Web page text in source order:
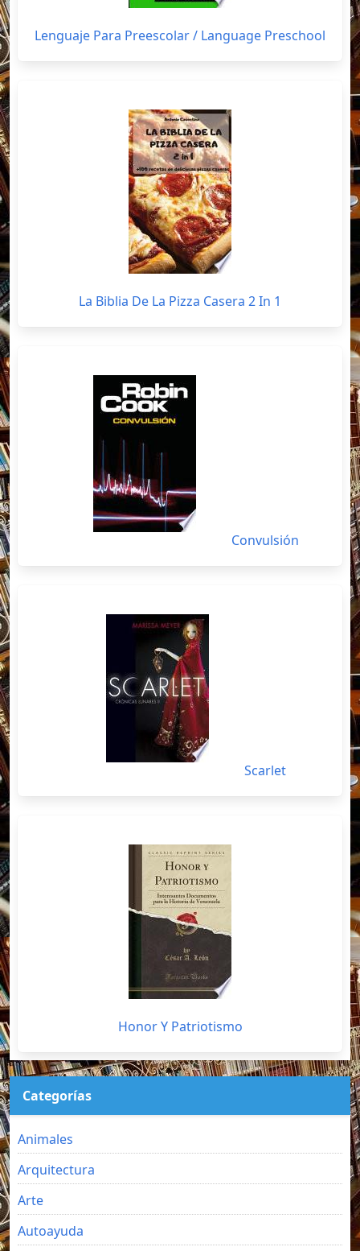
Lenguaje Para Preescolar / Language Preschool
La Biblia De La Pizza Casera 2 In 1
Convulsión
Scarlet
Honor Y Patriotismo
Categorías
Animales
Arquitectura
Arte
Autoayuda